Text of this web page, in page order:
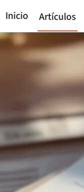
Inicio Artículos